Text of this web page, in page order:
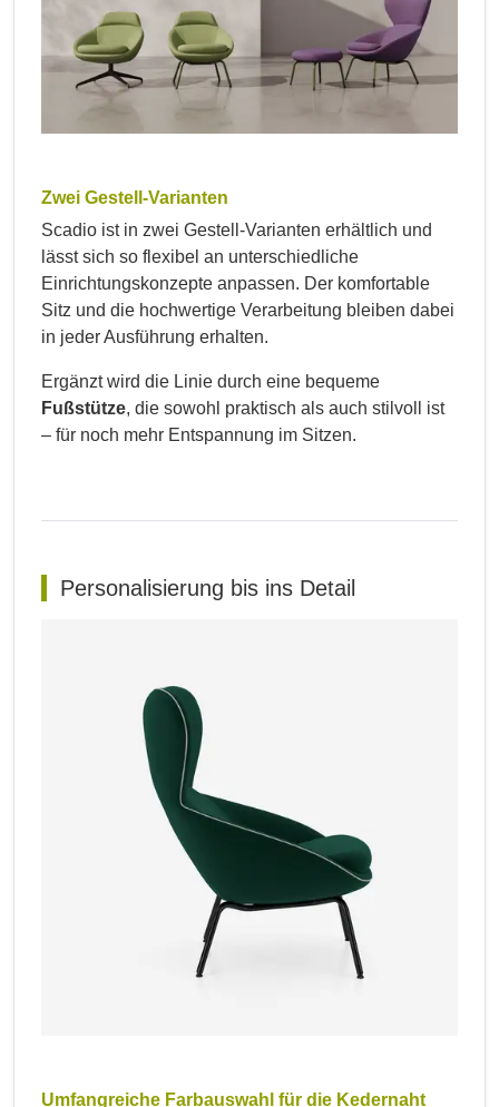
Zwei Gestell-Varianten
Scadio ist in zwei Gestell-Varianten erhältlich und
lässt sich so flexibel an unterschiedliche
Einrichtungskonzepte anpassen. Der komfortable
Sitz und die hochwertige Verarbeitung bleiben dabei
in jeder Ausführung erhalten.
Ergänzt wird die Linie durch eine bequeme
Fußstütze, die sowohl praktisch als auch stilvoll ist
– für noch mehr Entspannung im Sitzen.
Personalisierung bis ins Detail
Umfangreiche Farbauswahl für die Kedernaht